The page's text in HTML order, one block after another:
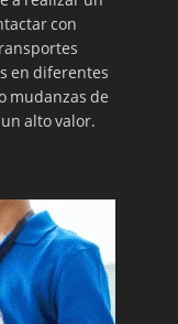
con
en diferentes
mudanzas de
alto valor.